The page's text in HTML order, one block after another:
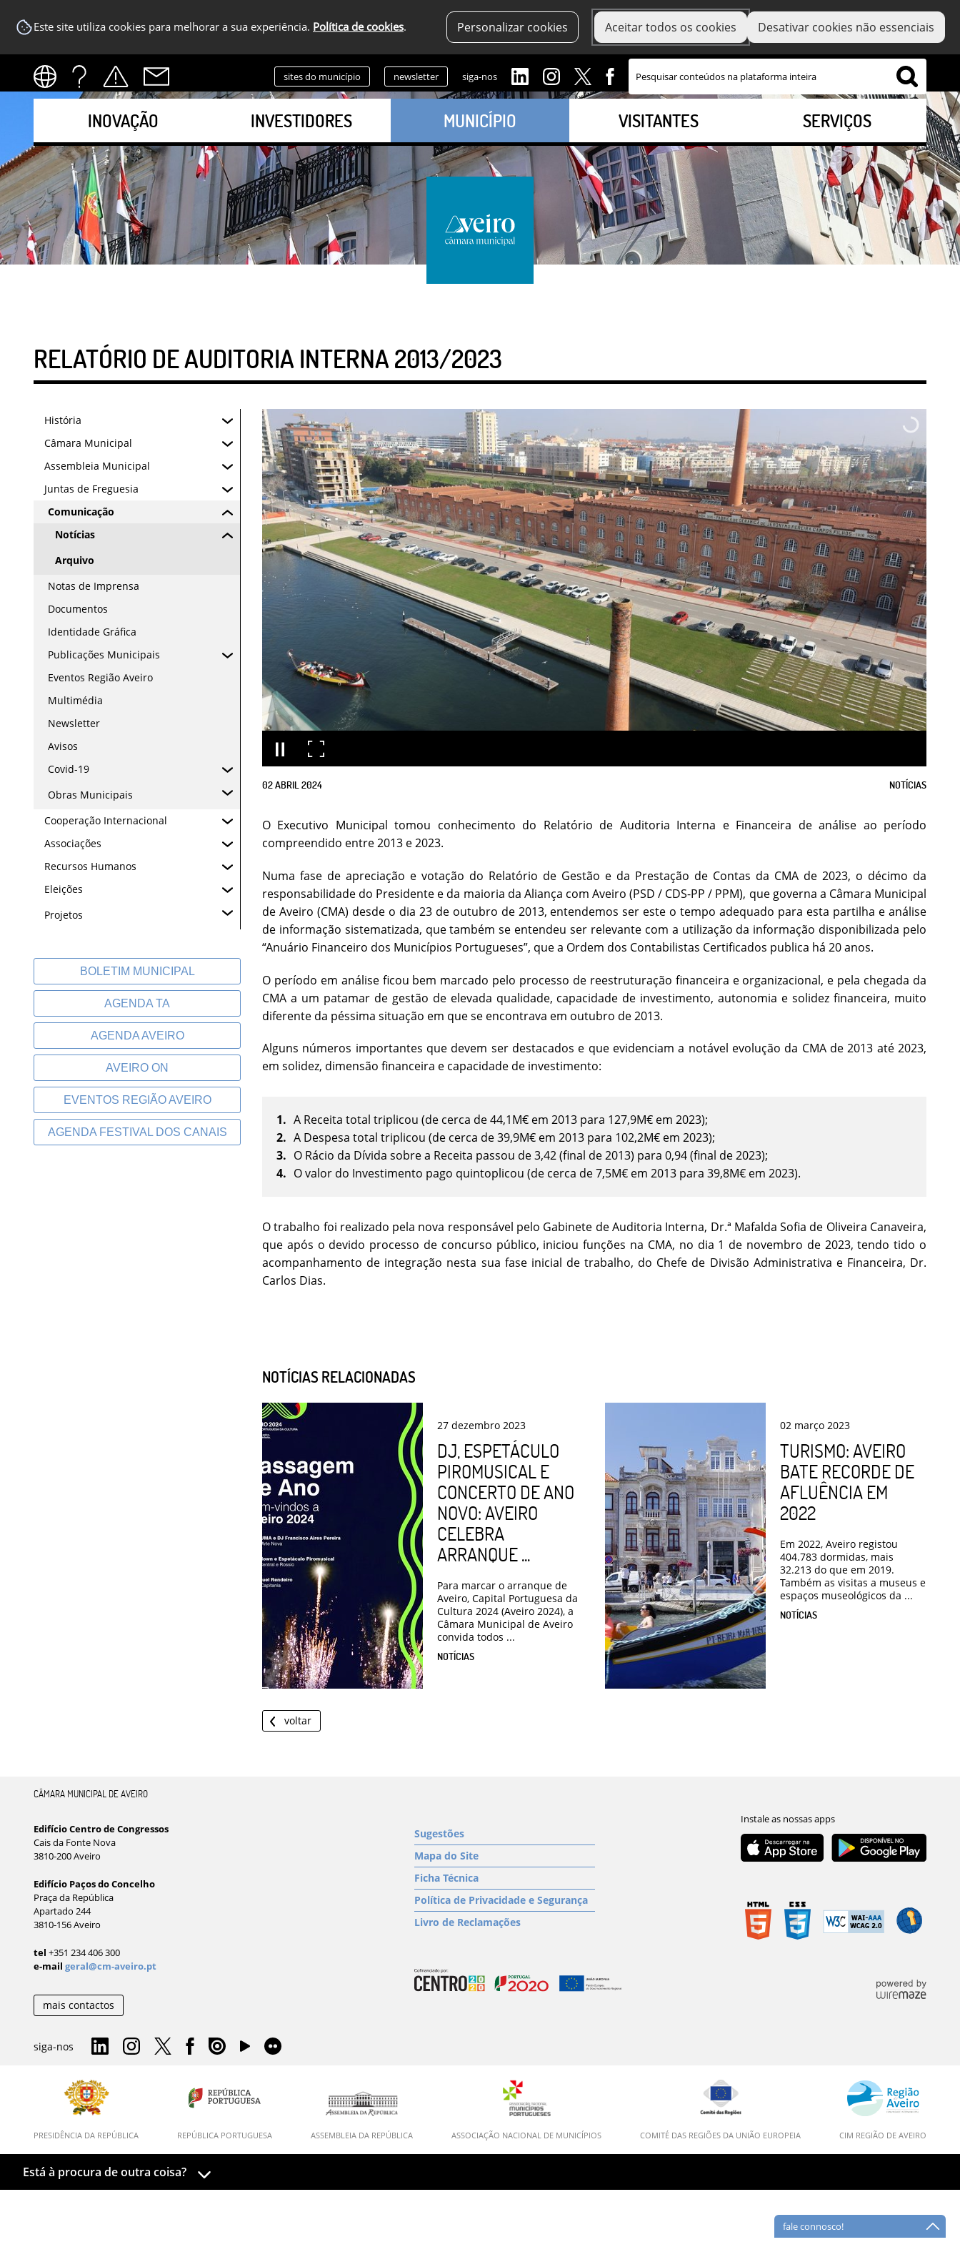
Este site utiliza cookies para melhorar a sua experiência. Política de cookies. Personalizar cookies Aceitar todos os cookies Desativar cookies não essenciais
sites do município newsletter siga-nos
INOVAÇÃO INVESTIDORES MUNICÍPIO VISITANTES SERVIÇOS
RELATÓRIO DE AUDITORIA INTERNA 2013/2023
História
Câmara Municipal
Assembleia Municipal
Juntas de Freguesia
Comunicação
Notícias
Arquivo
Notas de Imprensa
Documentos
Identidade Gráfica
Publicações Municipais
Eventos Região Aveiro
Multimédia
Newsletter
Avisos
Covid-19
Obras Municipais
Cooperação Internacional
Associações
Recursos Humanos
Eleições
Projetos
BOLETIM MUNICIPAL
AGENDA TA
AGENDA AVEIRO
AVEIRO ON
EVENTOS REGIÃO AVEIRO
AGENDA FESTIVAL DOS CANAIS
02ABRIL 2024 NOTÍCIAS
O Executivo Municipal tomou conhecimento do Relatório de Auditoria Interna e Financeira de análise ao período
compreendido entre 2013 e 2023.
Numa fase de apreciação e votação do Relatório de Gestão e da Prestação de Contas da CMA de 2023, o décimo da
responsabilidade do Presidente e da maioria da Aliança com Aveiro (PSD / CDS-PP / PPM), que governa a Câmara Municipal
de Aveiro (CMA) desde o dia 23 de outubro de 2013, entendemos ser este o tempo adequado para esta partilha e análise
de informação sistematizada, que também se entendeu ser relevante com a utilização da informação disponibilizada pelo
“Anuário Financeiro dos Municípios Portugueses”, que a Ordem dos Contabilistas Certificados publica há 20 anos.
O período em análise ficou bem marcado pelo processo de reestruturação financeira e organizacional, e pela chegada da
CMA a um patamar de gestão de elevada qualidade, capacidade de investimento, autonomia e solidez financeira, muito
diferente da péssima situação em que se encontrava em outubro de 2013.
Alguns números importantes que devem ser destacados e que evidenciam a notável evolução da CMA de 2013 até 2023,
em solidez, dimensão financeira e capacidade de investimento:
A Receita total triplicou (de cerca de 44,1M€ em 2013 para 127,9M€ em 2023);
A Despesa total triplicou (de cerca de 39,9M€ em 2013 para 102,2M€ em 2023);
O Rácio da Dívida sobre a Receita passou de 3,42 (final de 2013) para 0,94 (final de 2023);
O valor do Investimento pago quintoplicou (de cerca de 7,5M€ em 2013 para 39,8M€ em 2023).
O trabalho foi realizado pela nova responsável pelo Gabinete de Auditoria Interna, Dr.ª Mafalda Sofia de Oliveira Canaveira,
que após o devido processo de concurso público, iniciou funções na CMA, no dia 1 de novembro de 2023, tendo tido o
acompanhamento de integração nesta sua fase inicial de trabalho, do Chefe de Divisão Administrativa e Financeira, Dr.
Carlos Dias.
NOTÍCIAS RELACIONADAS
27 dezembro 2023
DJ, ESPETÁCULO
PIROMUSICAL E
CONCERTO DE ANO
NOVO: AVEIRO
CELEBRA
ARRANQUE ...
Para marcar o arranque de
Aveiro, Capital Portuguesa da
Cultura 2024 (Aveiro 2024), a
Câmara Municipal de Aveiro
convida todos ...
NOTÍCIAS
02 março 2023
TURISMO: AVEIRO
BATE RECORDE DE
AFLUÊNCIA EM
2022
Em 2022, Aveiro registou
404.783 dormidas, mais
32.213 do que em 2019.
Também as visitas a museus e
espaços museológicos da ...
NOTÍCIAS
voltar
CÂMARA MUNICIPAL DE AVEIRO
Edifício Centro de Congressos
Cais da Fonte Nova
3810-200 Aveiro
Edifício Paços do Concelho
Praça da República
Apartado 244
3810-156 Aveiro
tel +351 234 406 300
e-mail geral@cm-aveiro.pt
mais contactos
siga-nos
Sugestões
Mapa do Site
Ficha Técnica
Política de Privacidade e Segurança
Livro de Reclamações
PRESIDÊNCIA DA REPÚBLICA REPÚBLICA PORTUGUESA ASSEMBLEIA DA REPÚBLICA ASSOCIAÇÃO NACIONAL DE MUNICÍPIOS COMITÉ DAS REGIÕES DA UNIÃO EUROPEIA CIM REGIÃO DE AVEIRO
Está à procura de outra coisa?
fale connosco!